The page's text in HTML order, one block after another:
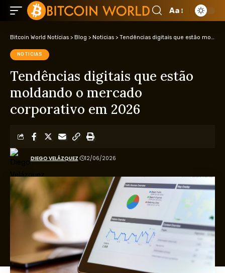
Aa
Bitcoin World Notícias > Blog > Noticias > Tendências digitais que estão moldando o mercado corporativo em 2026
NOTICIAS
Tendências digitais que estão
moldando o mercado
corporativo em 2026
DIEGO VELÁZQUEZ 12/06/2026